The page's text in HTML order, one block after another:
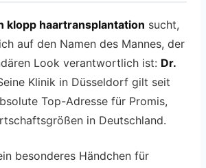
klopp haartransplantation sucht,
auf den Namen des Mannes, der
Look verantwortlich ist: Dr.
Klinik in Düsseldorf gilt seit
Top-Adresse für Promis,
in Deutschland.
besonderes Händchen für